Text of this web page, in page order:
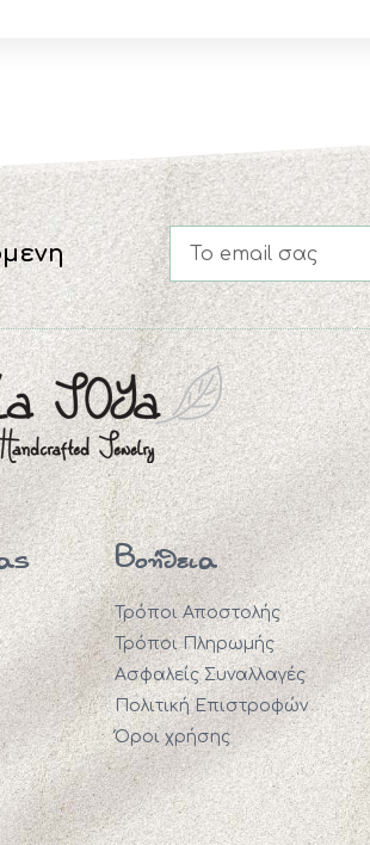
Βοήθεια
Τρόποι Αποστολής
Τρόποι Πληρωμής
Ασφαλείς Συναλλαγές
Πολιτική Επιστροφών
Όροι χρήσης